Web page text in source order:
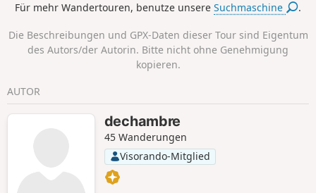
Beobachtung von Lagunenvögeln.
Für mehr Wandertouren, benutze unsereSuchmaschine .
Die Beschreibungen und GPX-Daten dieser Tour sind Eigentum
des Autors/der Autorin. Bitte nicht ohne Genehmigung
kopieren.
AUTOR
dechambre
45 Wanderungen
Visorando-Mitglied